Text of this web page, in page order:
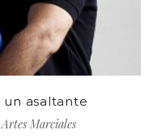
un asaltante
Artes Marciales